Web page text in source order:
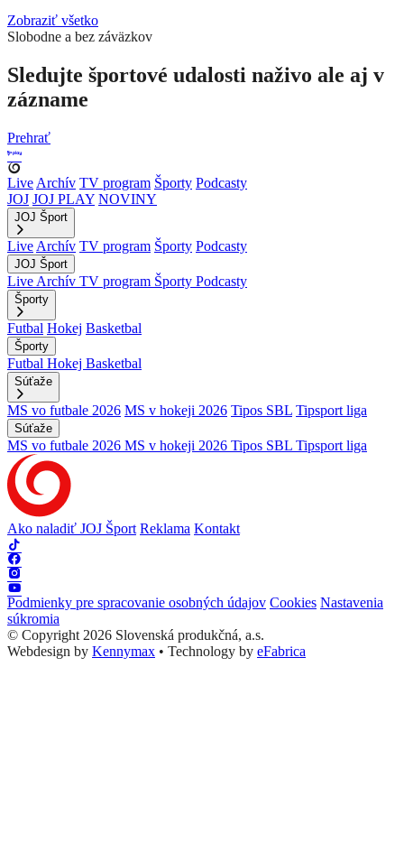
Zobraziť všetko
Slobodne a bez záväzkov
Sledujte športové udalosti naživo ale aj v
zázname
Prehrať
Live Archív TV program Športy Podcasty
JOJ JOJ PLAY NOVINY
JOJ Šport
Live Archív TV program Športy Podcasty
JOJ Šport
Live Archív TV program Športy Podcasty
Športy
Futbal Hokej Basketbal
Športy
Futbal Hokej Basketbal
Súťaže
MS vo futbale 2026 MS v hokeji 2026 Tipos SBL Tipsport liga
Súťaže
MS vo futbale 2026 MS v hokeji 2026 Tipos SBL Tipsport liga
Ako naladiť JOJ Šport Reklama Kontakt
Podmienky pre spracovanie osobných údajov Cookies Nastavenia
súkromia
© Copyright 2026 Slovenská produkčná, a.s.
Webdesign by Kennymax • Technology by eFabrica